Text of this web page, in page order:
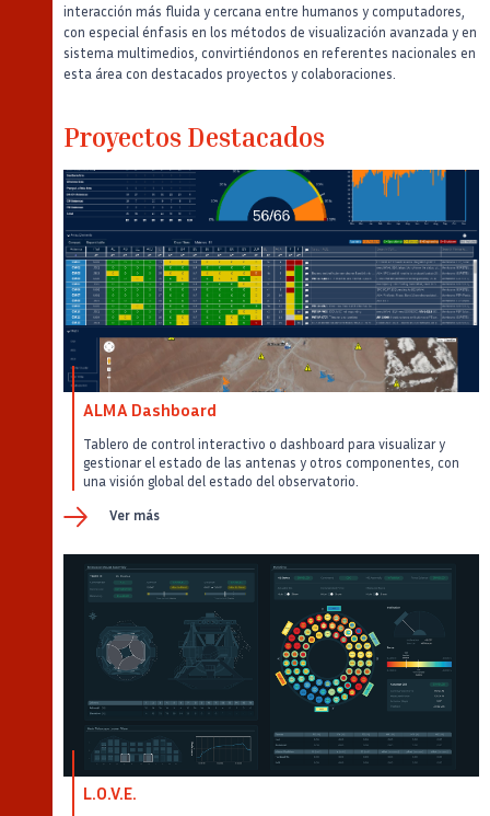
interacción más fluida y cercana entre humanos y computadores,
con especial énfasis en los métodos de visualización avanzada y en
sistema multimedios, convirtiéndonos en referentes nacionales en
esta área con destacados proyectos y colaboraciones.
Proyectos Destacados
ALMA Dashboard
Tablero de control interactivo o dashboard para visualizar y
gestionar el estado de las antenas y otros componentes, con
una visión global del estado del observatorio.
Ver más
L.O.V.E.